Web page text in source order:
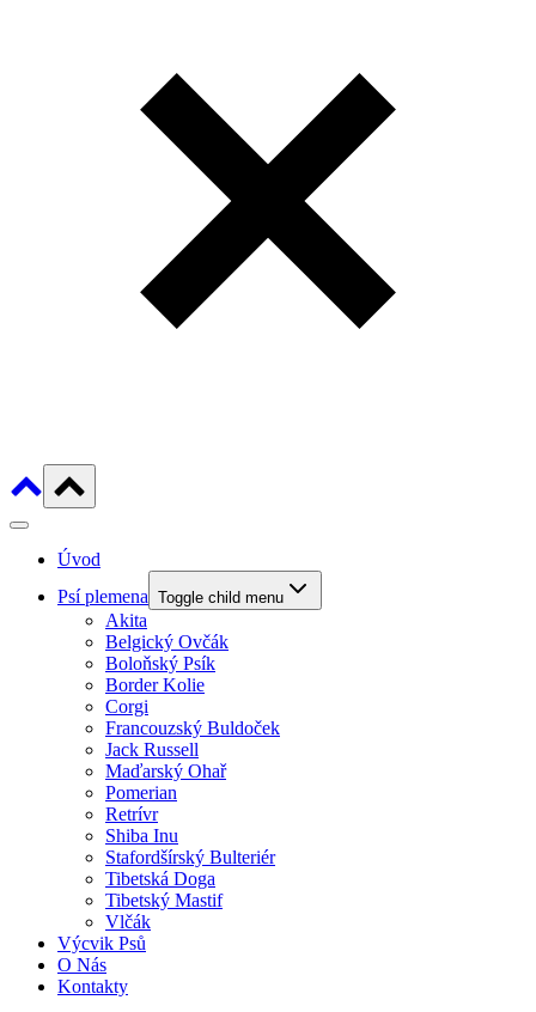
Úvod
Psí plemena Toggle child menu
Akita
Belgický Ovčák
Boloňský Psík
Border Kolie
Corgi
Francouzský Buldoček
Jack Russell
Maďarský Ohař
Pomerian
Retrívr
Shiba Inu
Stafordšírský Bulteriér
Tibetská Doga
Tibetský Mastif
Vlčák
Výcvik Psů
O Nás
Kontakty